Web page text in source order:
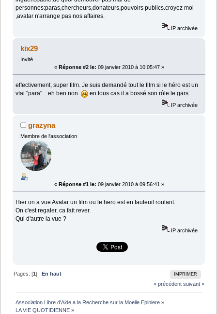
personnes:paras,chercheurs,donateurs,pouvoirs publics.croyez moi
,avatar n'arrange pas nos affaires.
IP archivée
kix29
Invité
« Réponse #2 le: 09 janvier 2010 à 10:05:47 »
effectivement, super film. Je suis demandé tout le film si le héro est un
vtai "para"... eh ben non
en tous cas il a bossé son rôle le gars
IP archivée
grazyna
Membre de l'association
« Réponse #1 le: 09 janvier 2010 à 09:56:41 »
Hier on a vue Avatar un film ou le hero est en fauteuil roulant.
On c'est regaler, ca fait rever.
Qui d'autre la vue ?
IP archivée
IMPRIMER
Pages: [1]En haut
« précédent suivant »
Association Libre d'Aide a la Recherche sur la Moelle Epiniere »
LA VIE QUOTIDIENNE »